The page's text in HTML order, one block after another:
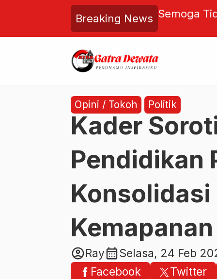
Breaking News
Agung Kedhaton
Sejarah Kediaman Sultan
Semoga
Opini / Tokoh Politik
Kader
Pendidikan
account_circleRaycalendar_monthSelasa, 24 Feb
Facebook
Twitter